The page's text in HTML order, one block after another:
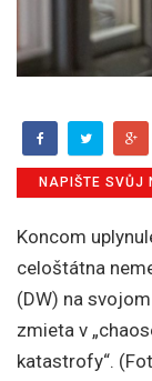
NAPIŠTE SVŮJ
Koncom
celoštátna
(DW) na
zmieta v
katastrofy“.